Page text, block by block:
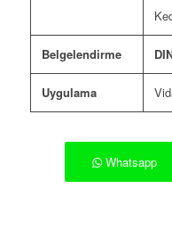
Belgelendirme
Uygulama
Whatsapp